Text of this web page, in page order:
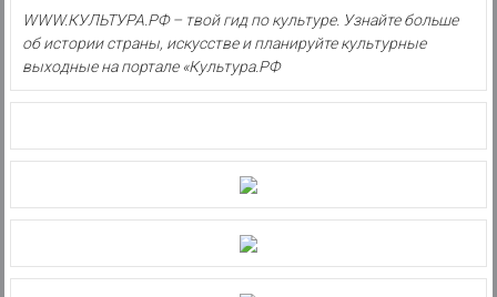
WWW.КУЛЬТУРА.РФ – твой гид по культуре. Узнайте больше
об истории страны, искусстве и планируйте культурные
выходные на портале «Культура.РФ